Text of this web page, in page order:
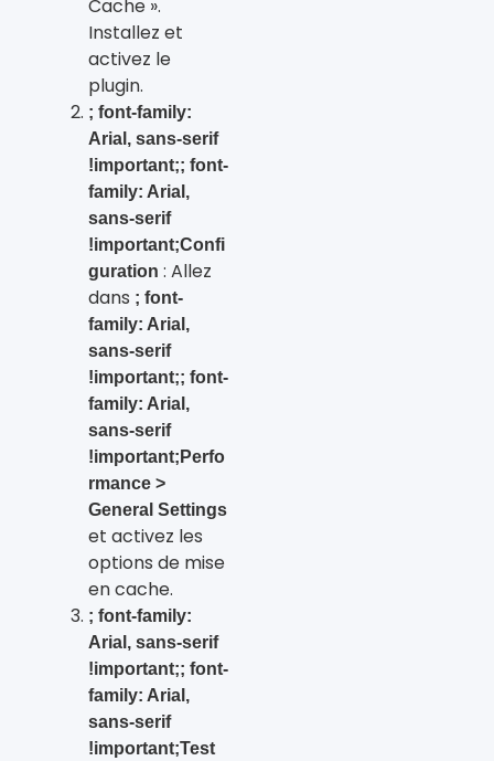
Cache ».
Installez et
activez le
plugin.
; font-family:
Arial, sans-serif
!important;; font-
family: Arial,
sans-serif
!important;Confi
guration : Allez
dans ; font-
family: Arial,
sans-serif
!important;; font-
family: Arial,
sans-serif
!important;Perfo
rmance >
General Settings
et activez les
options de mise
en cache.
; font-family:
Arial, sans-serif
!important;; font-
family: Arial,
sans-serif
!important;Test